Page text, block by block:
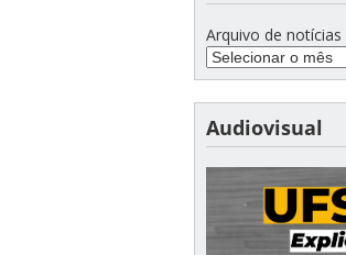
Arquivo de notícias
Audiovisual